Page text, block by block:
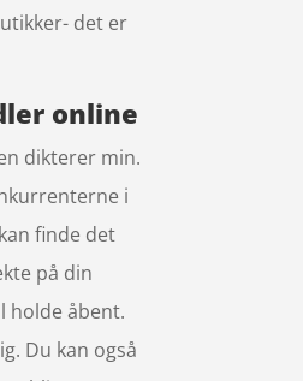
det er
online
dikterer min.
i
finde det
på din
holde åbent.
Du kan også